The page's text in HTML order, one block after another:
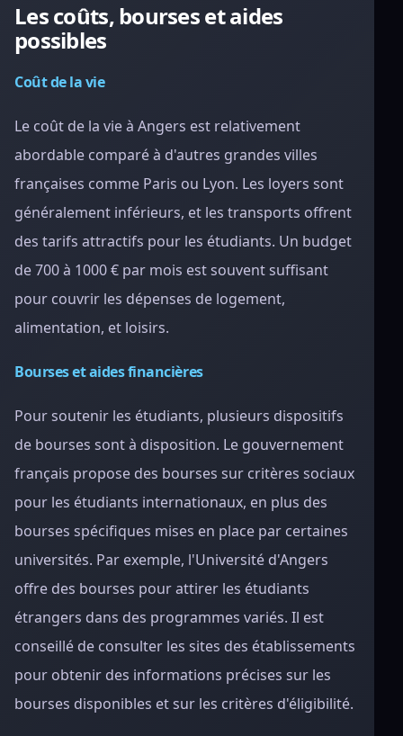
Les coûts, bourses et aides
possibles
Coût de la vie
Le coût de la vie à Angers est relativement
abordable comparé à d'autres grandes villes
françaises comme Paris ou Lyon. Les loyers sont
généralement inférieurs, et les transports offrent
des tarifs attractifs pour les étudiants. Un budget
de 700 à 1000 € par mois est souvent suffisant
pour couvrir les dépenses de logement,
alimentation, et loisirs.
Bourses et aides financières
Pour soutenir les étudiants, plusieurs dispositifs
de bourses sont à disposition. Le gouvernement
français propose des bourses sur critères sociaux
pour les étudiants internationaux, en plus des
bourses spécifiques mises en place par certaines
universités. Par exemple, l'Université d'Angers
offre des bourses pour attirer les étudiants
étrangers dans des programmes variés. Il est
conseillé de consulter les sites des établissements
pour obtenir des informations précises sur les
bourses disponibles et sur les critères d'éligibilité.